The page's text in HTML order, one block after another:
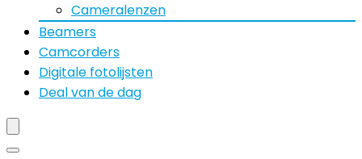
Cameralenzen
Beamers
Camcorders
Digitale fotolijsten
Deal van de dag